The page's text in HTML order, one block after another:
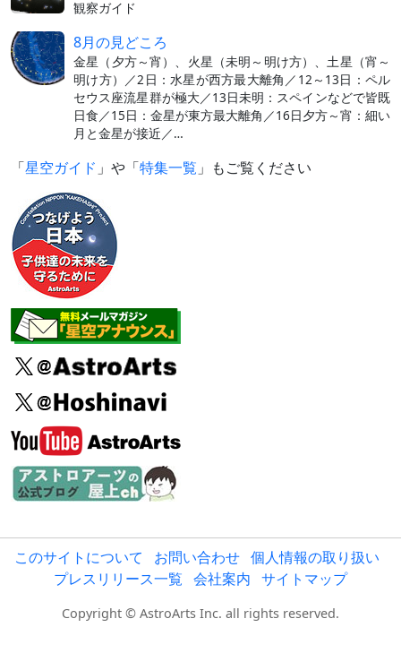
観察ガイド
8月の見どころ
金星（夕方～宵）、火星（未明～明け方）、土星（宵～
明け方）／2日：水星が西方最大離角／12～13日：ペル
セウス座流星群が極大／13日未明：スペインなどで皆既
日食／15日：金星が東方最大離角／16日夕方～宵：細い
月と金星が接近／…
「星空ガイド 」や「特集一覧 」もご覧ください
このサイトについて お問い合わせ 個人情報の取り扱い
プレスリリース一覧 会社案内 サイトマップ
Copyright © AstroArts Inc. all rights reserved.